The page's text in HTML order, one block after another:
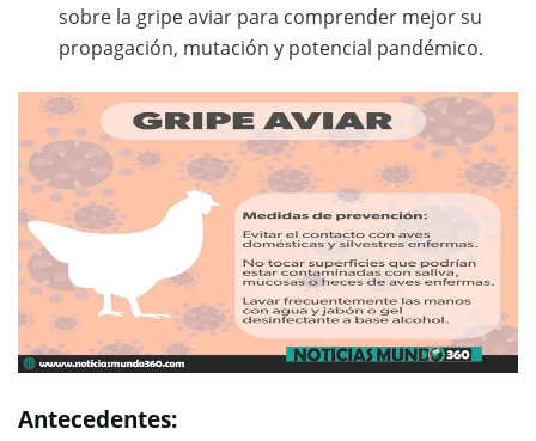
sobre la gripe aviar para comprender mejor su
propagación, mutación y potencial pandémico.
Antecedentes: